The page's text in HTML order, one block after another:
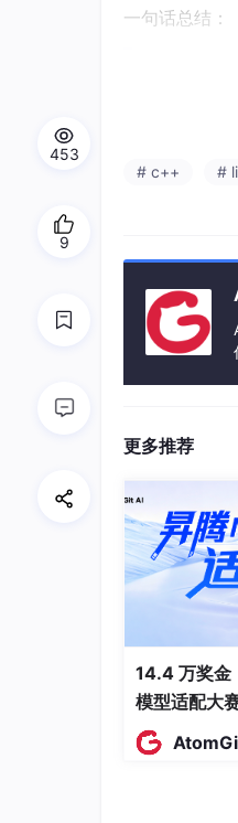
一句话总结：
用
具体来说，这
统一封装
流式输出
HTTP 服务
I，写两套
行。
三、先搞
如果你是第一
3.1 什么是
LLM 全称
据（比如整
你现在用的
上就是在做一
# c++ #
更多推荐
14.4 万奖
模型适配大
453
9